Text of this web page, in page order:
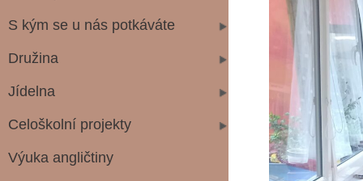
S kým se u nás potkáváte
Družina
Jídelna
Celoškolní projekty
Výuka angličtiny